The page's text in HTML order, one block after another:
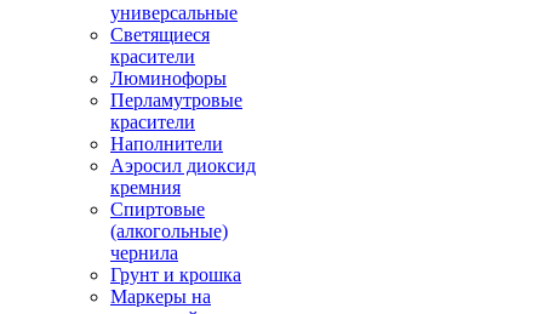
универсальные
Светящиеся
красители
Люминофоры
Перламутровые
красители
Наполнители
Аэросил диоксид
кремния
Спиртовые
(алкогольные)
чернила
Грунт и крошка
Маркеры на